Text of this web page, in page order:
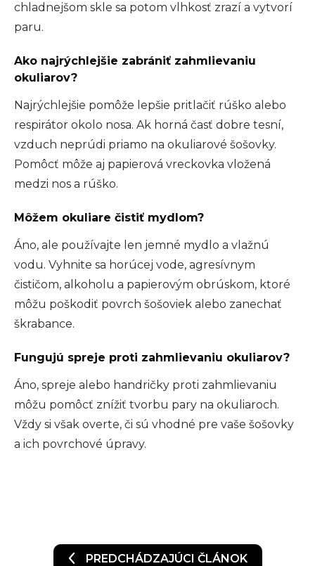
chladnejšom skle sa potom vlhkosť zrazí a vytvorí
paru.
Ako najrýchlejšie zabrániť zahmlievaniu
okuliarov?
Najrýchlejšie pomôže lepšie pritlačiť rúško alebo
respirátor okolo nosa. Ak horná časť dobre tesní,
vzduch neprúdi priamo na okuliarové šošovky.
Pomôcť môže aj papierová vreckovka vložená
medzi nos a rúško.
Môžem okuliare čistiť mydlom?
Áno, ale používajte len jemné mydlo a vlažnú
vodu. Vyhnite sa horúcej vode, agresívnym
čističom, alkoholu a papierovým obrúskom, ktoré
môžu poškodiť povrch šošoviek alebo zanechať
škrabance.
Fungujú spreje proti zahmlievaniu okuliarov?
Áno, spreje alebo handričky proti zahmlievaniu
môžu pomôcť znížiť tvorbu pary na okuliaroch.
Vždy si však overte, či sú vhodné pre vaše šošovky
a ich povrchové úpravy.
PREDCHÁDZAJÚCI ČLÁNOK